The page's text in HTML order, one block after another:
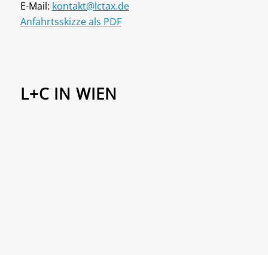
E-Mail: kontakt@lctax.de
Anfahrtsskizze als PDF
L+C IN WIEN